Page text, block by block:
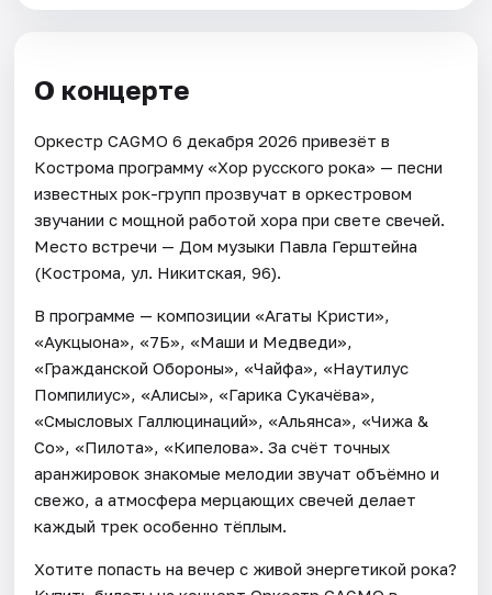
О концерте
Оркестр CAGMO 6 декабря 2026 привезёт в
Кострома программу «Хор русского рока» — песни
известных рок-групп прозвучат в оркестровом
звучании с мощной работой хора при свете свечей.
Место встречи — Дом музыки Павла Герштейна
(Кострома, ул. Никитская, 96).
В программе — композиции «Агаты Кристи»,
«Аукцыона», «7Б», «Маши и Медведи»,
«Гражданской Обороны», «Чайфа», «Наутилус
Помпилиус», «Алисы», «Гарика Сукачёва»,
«Смысловых Галлюцинаций», «Альянса», «Чижа &
Co», «Пилота», «Кипелова». За счёт точных
аранжировок знакомые мелодии звучат объёмно и
свежо, а атмосфера мерцающих свечей делает
каждый трек особенно тёплым.
Хотите попасть на вечер с живой энергетикой рока?